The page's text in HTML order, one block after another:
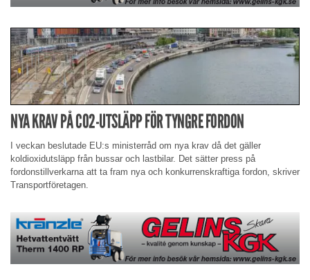
NYA KRAV PÅ CO2-UTSLÄPP FÖR TYNGRE FORDON
I veckan beslutade EU:s ministerråd om nya krav då det gäller
koldioxidutsläpp från bussar och lastbilar. Det sätter press på
fordonstillverkarna att ta fram nya och konkurrenskraftiga fordon, skriver
Transportföretagen.